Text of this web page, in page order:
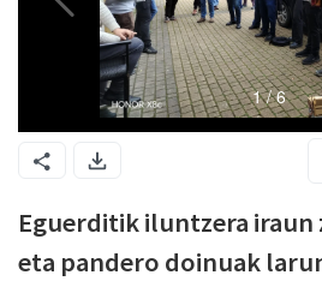
Eguerditik iluntzera
eta pandero doinuak